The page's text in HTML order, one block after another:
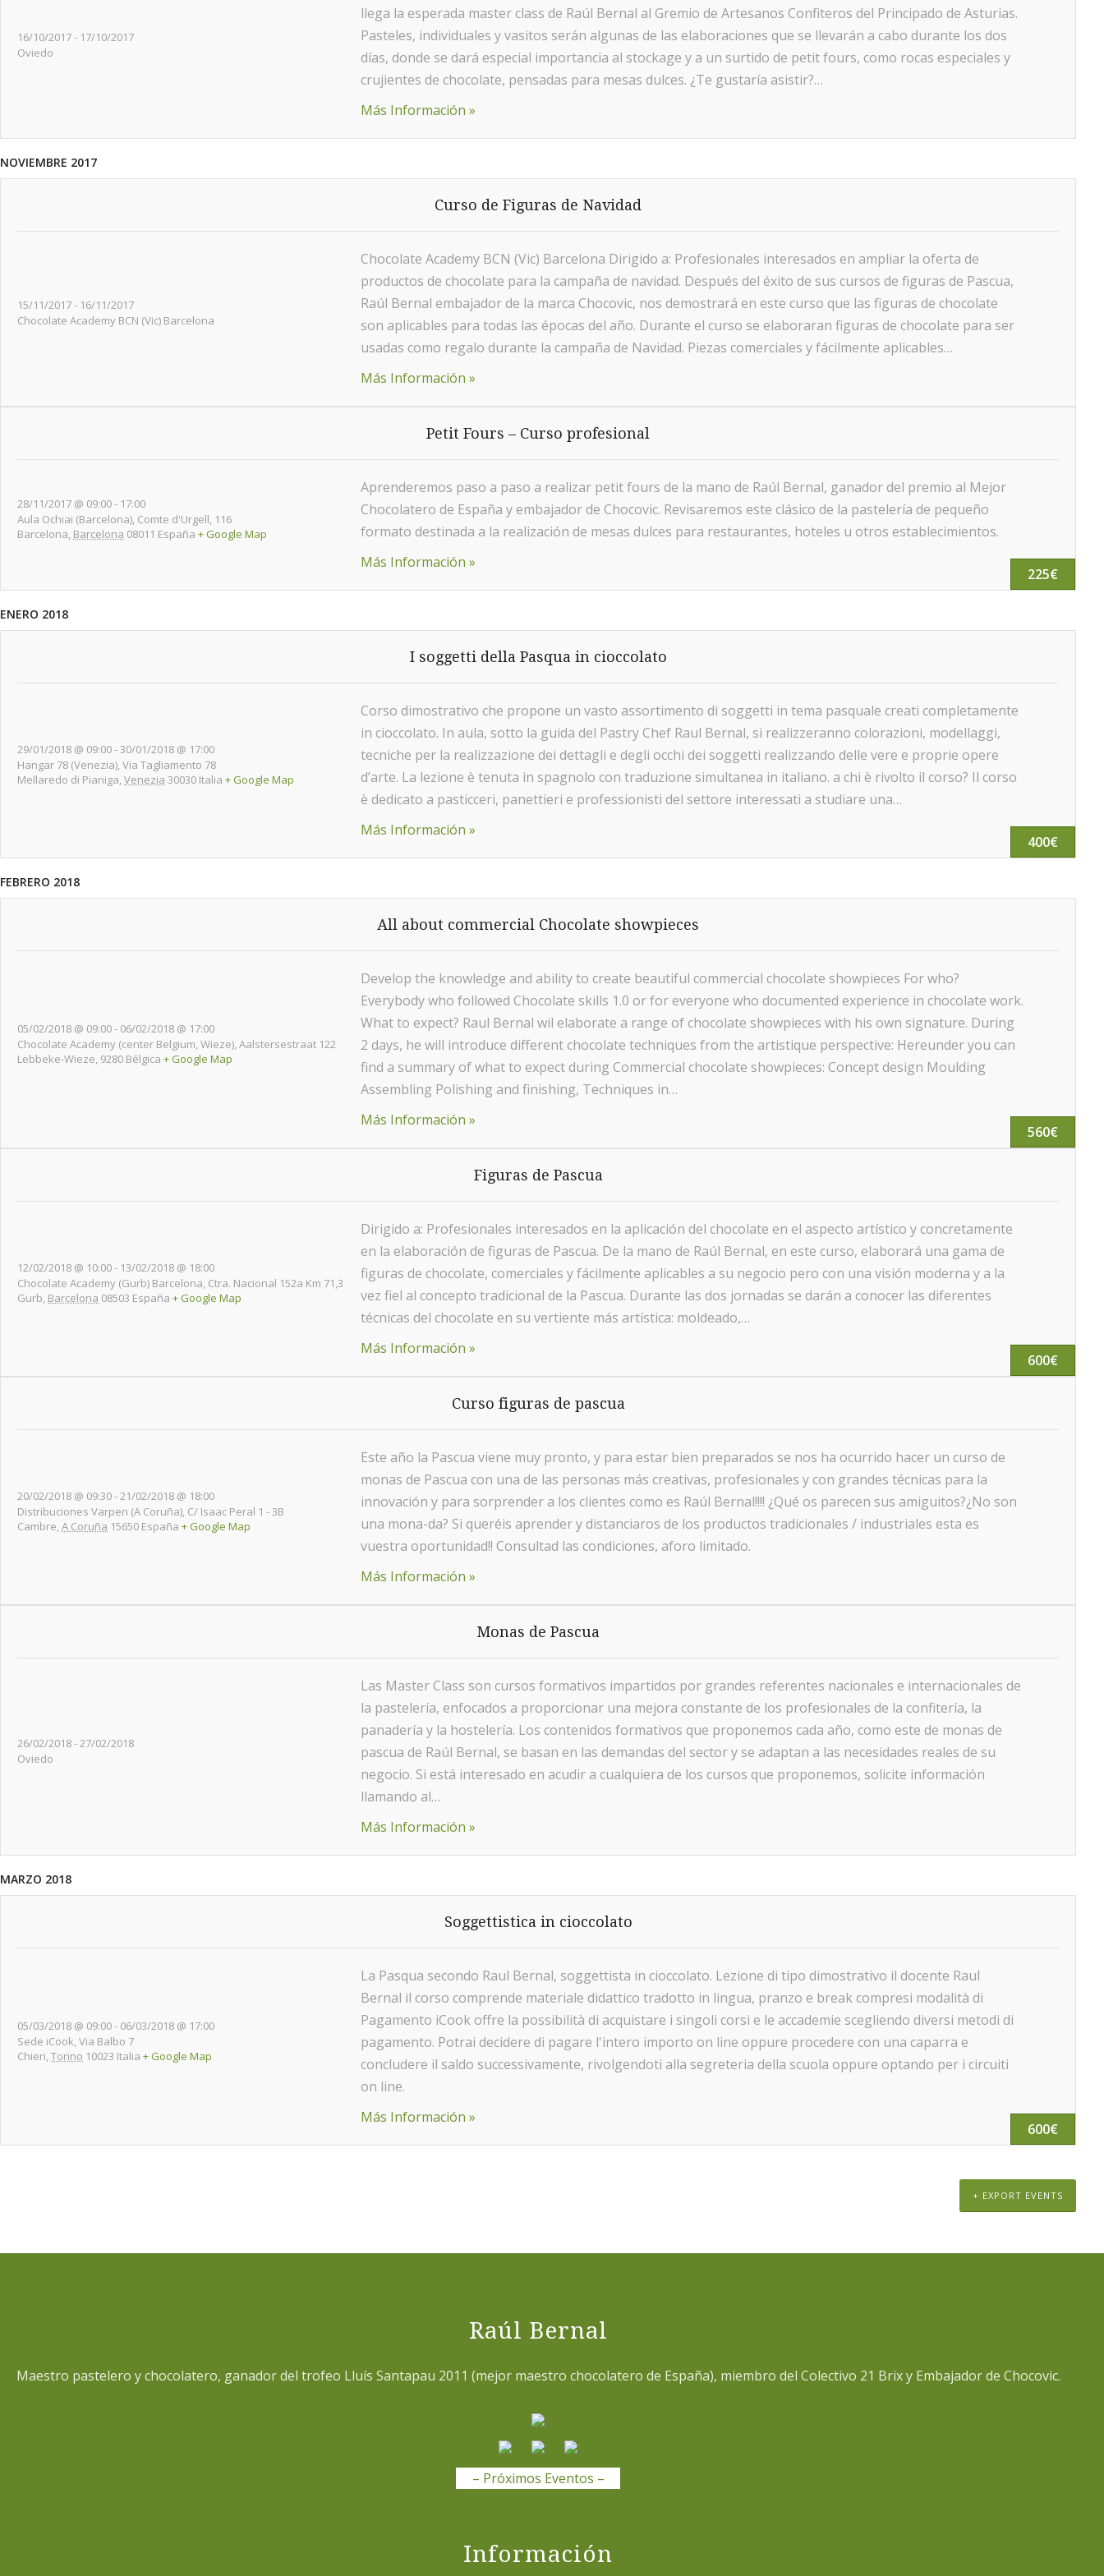
16/10/2017- 17/10/2017
Oviedo
llega la esperada master class de Raúl Bernal al Gremio de Artesanos Confiteros del Principado de Asturias.
Pasteles, individuales y vasitos serán algunas de las elaboraciones que se llevarán a cabo durante los dos
días, donde se dará especial importancia al stockage y a un surtido de petit fours, como rocas especiales y
crujientes de chocolate, pensadas para mesas dulces. ¿Te gustaría asistir?…
Más Información »
NOVIEMBRE 2017
Curso de Figuras de Navidad
15/11/2017- 16/11/2017
Chocolate Academy BCN (Vic) Barcelona
Chocolate Academy BCN (Vic) Barcelona Dirigido a: Profesionales interesados en ampliar la oferta de
productos de chocolate para la campaña de navidad. Después del éxito de sus cursos de figuras de Pascua,
Raúl Bernal embajador de la marca Chocovic, nos demostrará en este curso que las figuras de chocolate
son aplicables para todas las épocas del año. Durante el curso se elaboraran figuras de chocolate para ser
usadas como regalo durante la campaña de Navidad. Piezas comerciales y fácilmente aplicables…
Más Información »
Petit Fours – Curso profesional
28/11/2017 @ 09:00- 17:00
Aula Ochiai (Barcelona), Comte d'Urgell, 116
Barcelona, Barcelona 08011 España + Google Map
225€
Aprenderemos paso a paso a realizar petit fours de la mano de Raúl Bernal, ganador del premio al Mejor
Chocolatero de España y embajador de Chocovic. Revisaremos este clásico de la pastelería de pequeño
formato destinada a la realización de mesas dulces para restaurantes, hoteles u otros establecimientos.
Más Información »
ENERO 2018
I soggetti della Pasqua in cioccolato
29/01/2018 @ 09:00-30/01/2018 @ 17:00
Hangar 78 (Venezia),Via Tagliamento 78
Mellaredo di Pianiga,Venezia 30030 Italia + Google Map
400€
Corso dimostrativo che propone un vasto assortimento di soggetti in tema pasquale creati completamente
in cioccolato. In aula, sotto la guida del Pastry Chef Raul Bernal, si realizzeranno colorazioni, modellaggi,
tecniche per la realizzazione dei dettagli e degli occhi dei soggetti realizzando delle vere e proprie opere
d’arte. La lezione è tenuta in spagnolo con traduzione simultanea in italiano. a chi è rivolto il corso? Il corso
è dedicato a pasticceri, panettieri e professionisti del settore interessati a studiare una…
Más Información »
FEBRERO 2018
All about commercial Chocolate showpieces
05/02/2018 @ 09:00- 06/02/2018 @ 17:00
Chocolate Academy (center Belgium, Wieze),Aalstersestraat 122
Lebbeke-Wieze, 9280 Bélgica + Google Map
560€
Develop the knowledge and ability to create beautiful commercial chocolate showpieces For who?
Everybody who followed Chocolate skills 1.0 or for everyone who documented experience in chocolate work.
What to expect? Raul Bernal wil elaborate a range of chocolate showpieces with his own signature. During
2 days, he will introduce different chocolate techniques from the artistique perspective: Hereunder you can
find a summary of what to expect during Commercial chocolate showpieces: Concept design Moulding
Assembling Polishing and finishing, Techniques in…
Más Información »
Figuras de Pascua
12/02/2018 @ 10:00- 13/02/2018 @ 18:00
Chocolate Academy (Gurb) Barcelona, Ctra. Nacional 152a Km 71,3
Gurb, Barcelona 08503 España + Google Map
600€
Dirigido a: Profesionales interesados en la aplicación del chocolate en el aspecto artístico y concretamente
en la elaboración de figuras de Pascua. De la mano de Raúl Bernal, en este curso, elaborará una gama de
figuras de chocolate, comerciales y fácilmente aplicables a su negocio pero con una visión moderna y a la
vez fiel al concepto tradicional de la Pascua. Durante las dos jornadas se darán a conocer las diferentes
técnicas del chocolate en su vertiente más artística: moldeado,…
Más Información »
Curso figuras de pascua
20/02/2018 @ 09:30-21/02/2018 @ 18:00
Distribuciones Varpen (A Coruña), C/ Isaac Peral 1 - 3B
Cambre,A Coruña 15650 España + Google Map
Este año la Pascua viene muy pronto, y para estar bien preparados se nos ha ocurrido hacer un curso de
monas de Pascua con una de las personas más creativas, profesionales y con grandes técnicas para la
innovación y para sorprender a los clientes como es Raúl Bernal!!!! ¿Qué os parecen sus amiguitos?¿No son
una mona-da? Si queréis aprender y distanciaros de los productos tradicionales / industriales esta es
vuestra oportunidad!! Consultad las condiciones, aforo limitado.
Más Información »
Monas de Pascua
26/02/2018-27/02/2018
Oviedo
Las Master Class son cursos formativos impartidos por grandes referentes nacionales e internacionales de
la pastelería, enfocados a proporcionar una mejora constante de los profesionales de la confitería, la
panadería y la hostelería. Los contenidos formativos que proponemos cada año, como este de monas de
pascua de Raúl Bernal, se basan en las demandas del sector y se adaptan a las necesidades reales de su
negocio. Si está interesado en acudir a cualquiera de los cursos que proponemos, solicite información
llamando al…
Más Información »
MARZO 2018
Soggettistica in cioccolato
05/03/2018 @ 09:00- 06/03/2018 @ 17:00
Sede iCook,Via Balbo 7
Chieri,Torino 10023 Italia + Google Map
600€
La Pasqua secondo Raul Bernal, soggettista in cioccolato. Lezione di tipo dimostrativo il docente Raul
Bernal il corso comprende materiale didattico tradotto in lingua, pranzo e break compresi modalità di
Pagamento iCook offre la possibilità di acquistare i singoli corsi e le accademie scegliendo diversi metodi di
pagamento. Potrai decidere di pagare l'intero importo on line oppure procedere con una caparra e
concludere il saldo successivamente, rivolgendoti alla segreteria della scuola oppure optando per i circuiti
on line.
Más Información »
Navigation
+ EXPORT EVENTS
Raúl Bernal
Maestro pastelero y chocolatero, ganador del trofeo Lluís Santapau 2011 (mejor maestro chocolatero de España), miembro del Colectivo 21 Brix y Embajador de Chocovic.
– Próximos Eventos –
Información